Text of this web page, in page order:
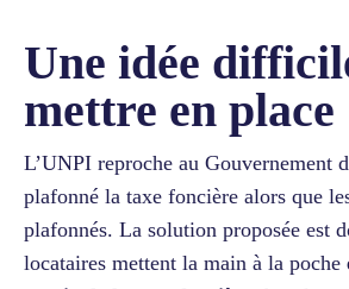
Une idée
mettre en place
L’UNPI reproche au Gouvernement
plafonné la taxe foncière alors que
plafonnés. La solution proposée est
locataires mettent la main à la poche